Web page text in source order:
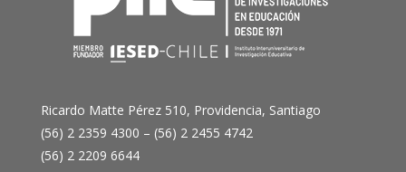
Ricardo Matte Pérez 510, Providencia, Santiago
(56) 2 2359 4300 – (56) 2 2455 4742
(56) 2 2209 6644